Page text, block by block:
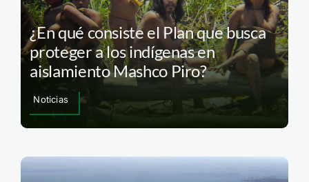
¿En qué consiste el Plan que busca
proteger a los indígenas en
aislamiento Mashco Piro?
Noticias